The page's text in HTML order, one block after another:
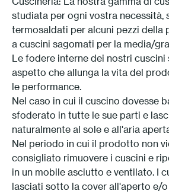
Store locator
studiata per ogni vostra necessità,
termosaldati per alcuni pezzi della
a cuscini sagomati per la media/
Le fodere interne dei nostri
aspetto che allunga la vita del
le performance.
Nel caso in cui il cuscino dovesse
sfoderato in tutte le sue parti e
naturalmente al sole e all'aria
Nel periodo in cui il prodotto non
consigliato rimuovere i cuscini e
in un mobile asciutto e ventilato. I
lasciati sotto la cover all'aperto e/